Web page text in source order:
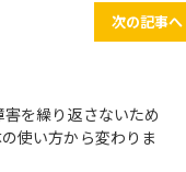
次の記事
害を繰り返さないため
使い方から変わりま